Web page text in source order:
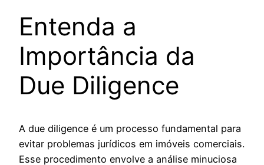
Entenda a
Importância da
Due Diligence
A due diligence é um processo fundamental para
evitar problemas jurídicos em imóveis comerciais.
Esse procedimento envolve a análise minuciosa